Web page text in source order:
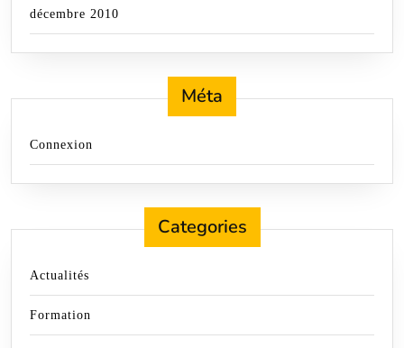
décembre 2010
Méta
Connexion
Categories
Actualités
Formation